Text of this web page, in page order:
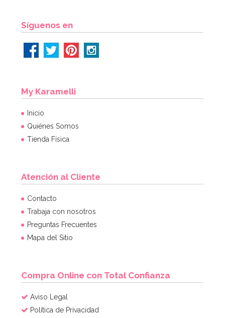
Síguenos en
My Karamelli
Inicio
Quiénes Somos
Tienda Física
Atención al Cliente
Contacto
Trabaja con nosotros
Preguntas Frecuentes
Mapa del Sitio
Compra Online con Total Confianza
Aviso Legal
Política de Privacidad